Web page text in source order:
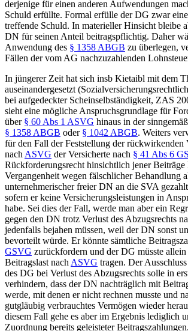
derjenige für einen anderen Aufwendungen
Schuld erfüllte. Formal erfülle der DG zwar
treffende Schuld. In materieller Hinsicht bleibe
DN für seinen Anteil beitragspflichtig. Daher
Anwendung des § 1358 ABGB zu überlegen,
Fällen der vom AG nachzuzahlenden
In jüngerer Zeit hat sich insb Kietaibl mit dem
auseinandergesetzt (
bei aufgedeckter Scheinselbständigkeit, ZAS
sieht eine mögliche Anspruchsgrundlage für
über § 60 Abs 1 ASVG hinaus in der
§ 1358 ABGB oder § 1042 ABGB. Weiters
für den Fall der Feststellung der rückwirkenden
nach ASVG der Versicherte nach § 41 Abs 6
Rückforderungsrecht hinsichtlich jener Beiträge
Vergangenheit wegen fälschlicher Behandlung
unternehmerischer freier DN an die SVA
sofern er keine Versicherungsleistungen in
habe. Sei dies der Fall, werde man aber ein
gegen den DN trotz Verlust des Abzugsrechts
jedenfalls bejahen müssen, weil der DN sonst
bevorteilt würde. Er könnte sämtliche
GSVG zurückfordern und der DG müsste allein
Beitragslast nach ASVG tragen. Der
des DG bei Verlust des Abzugsrechts solle in
verhindern, dass der DN nachträglich mit
werde, mit denen er nicht rechnen musste und
gutgläubig verbrauchtes Vermögen wieder
diesem Fall gehe es aber im Ergebnis lediglich
Zuordnung bereits geleisteter